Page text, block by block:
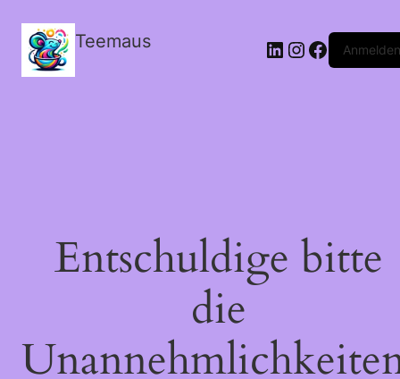
Teemaus LinkedIn
Instagram
FacebookAnmelden
Entschuldige bitte
die